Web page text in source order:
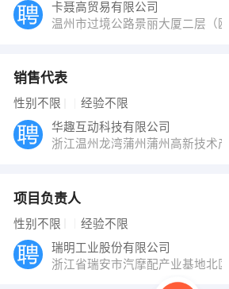
卡聂高贸易有限公司
温州市过境公路景丽大厦二层（
销售代表
性别不限 经验不限
华趣互动科技有限公司
浙江温州龙湾蒲州蒲州高新技术
项目负责人
性别不限 经验不限
瑞明工业股份有限公司
浙江省瑞安市汽摩配产业基地北